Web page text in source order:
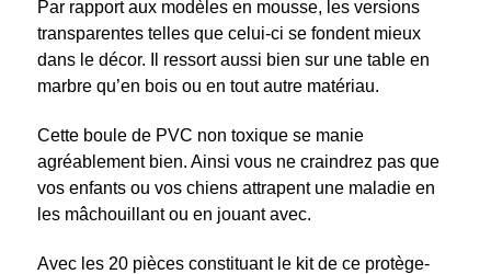
Par rapport aux modèles en mousse, les versions
transparentes telles que celui-ci se fondent mieux
dans le décor. Il ressort aussi bien sur une table en
marbre qu’en bois ou en tout autre matériau.
Cette boule de PVC non toxique se manie
agréablement bien. Ainsi vous ne craindrez pas que
vos enfants ou vos chiens attrapent une maladie en
les mâchouillant ou en jouant avec.
Avec les 20 pièces constituant le kit de ce protège-